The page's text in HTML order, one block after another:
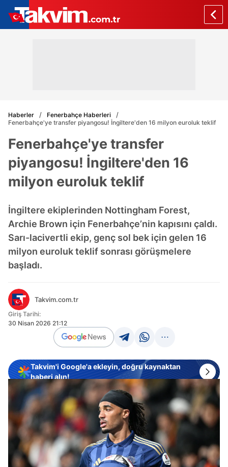
Haberler
Fenerbahçe Haberleri
Fenerbahçe'ye transfer piyangosu! İngiltere'den 16 milyon euroluk teklif
Fenerbahçe'ye transfer
piyangosu! İngiltere'den 16
milyon euroluk teklif
İngiltere ekiplerinden Nottingham Forest,
Archie Brown için Fenerbahçe’nin kapısını çaldı.
Sarı-lacivertli ekip, genç sol bek için gelen 16
milyon euroluk teklif sonrası görüşmelere
başladı.
Takvim.com.tr
Giriş Tarihi:
30 Nisan 2026 21:12
Takvim'i Google'a ekleyin, doğru kaynaktan
haberi alın!